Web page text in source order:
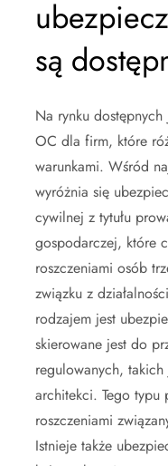
są
Na rynku
OC dla firm, które
warunkami. Wśród
wyróżnia się
cywilnej z tytułu
gospodarczej, które
roszczeniami osób
związku z
rodzajem jest
skierowane jest do
regulowanych,
architekci. Tego
roszczeniami
Istnieje także